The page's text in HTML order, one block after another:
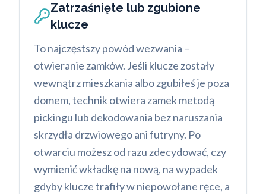
Zatrzaśnięte lub zgubione
klucze
To najczęstszy powód wezwania –
otwieranie zamków. Jeśli klucze zostały
wewnątrz mieszkania albo zgubiłeś je poza
domem, technik otwiera zamek metodą
pickingu lub dekodowania bez naruszania
skrzydła drzwiowego ani futryny. Po
otwarciu możesz od razu zdecydować, czy
wymienić wkładkę na nową, na wypadek
gdyby klucze trafiły w niepowołane ręce, a